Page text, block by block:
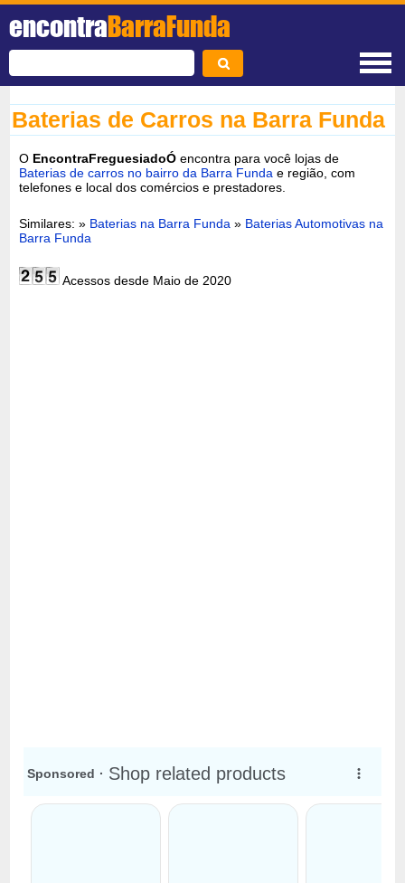
encontraBarraFunda
Baterias de Carros na Barra Funda
O EncontraFreguesiadoÓ encontra para você lojas de
Baterias de carros no bairro da Barra Funda e região, com
telefones e local dos comércios e prestadores.
Similares: » Baterias na Barra Funda » Baterias Automotivas na
Barra Funda
Acessos desde Maio de 2020